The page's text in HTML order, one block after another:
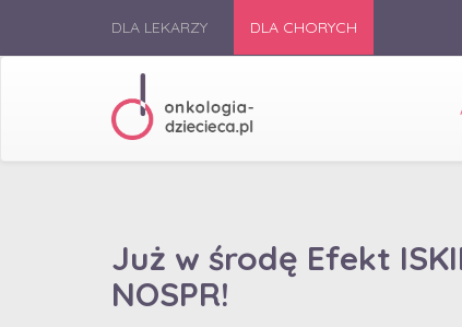
DLA LEKARZY DLA CHORYCH
Już w środę Efekt
NOSPR!